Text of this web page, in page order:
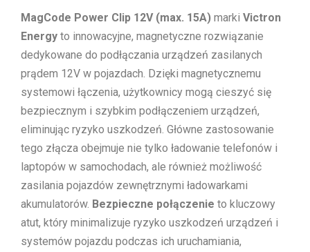
MagCode Power Clip 12V (max. 15A) marki Victron
Energy to innowacyjne, magnetyczne rozwiązanie
dedykowane do podłączania urządzeń zasilanych
prądem 12V w pojazdach. Dzięki magnetycznemu
systemowi łączenia, użytkownicy mogą cieszyć się
bezpiecznym i szybkim podłączeniem urządzeń,
eliminując ryzyko uszkodzeń. Główne zastosowanie
tego złącza obejmuje nie tylko ładowanie telefonów i
laptopów w samochodach, ale również możliwość
zasilania pojazdów zewnętrznymi ładowarkami
akumulatorów. Bezpieczne połączenie to kluczowy
atut, który minimalizuje ryzyko uszkodzeń urządzeń i
systemów pojazdu podczas ich uruchamiania,